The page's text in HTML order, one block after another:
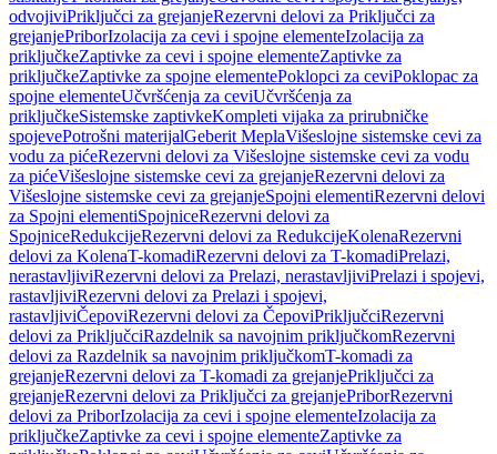
odvojiviPriključci za grejanjeRezervni delovi za Priključci za
grejanjePriborIzolacija za cevi i spojne elementeIzolacija za
priključkeZaptivke za cevi i spojne elementeZaptivke za
priključkeZaptivke za spojne elementePoklopci za ceviPoklopac za
spojne elementeUčvršćenja za ceviUčvršćenja za
priključkeSistemske zaptivkeKompleti vijaka za prirubničke
spojevePotrošni materijalGeberit MeplaVišeslojne sistemske cevi za
vodu za pićeRezervni delovi za Višeslojne sistemske cevi za vodu
za pićeVišeslojne sistemske cevi za grejanjeRezervni delovi za
Višeslojne sistemske cevi za grejanjeSpojni elementiRezervni delovi
za Spojni elementiSpojniceRezervni delovi za
SpojniceRedukcijeRezervni delovi za RedukcijeKolenaRezervni
delovi za KolenaT-komadiRezervni delovi za T-komadiPrelazi,
nerastavljiviRezervni delovi za Prelazi, nerastavljiviPrelazi i spojevi,
rastavljiviRezervni delovi za Prelazi i spojevi,
rastavljiviČepoviRezervni delovi za ČepoviPriključciRezervni
delovi za PriključciRazdelnik sa navojnim priključkomRezervni
delovi za Razdelnik sa navojnim priključkomT-komadi za
grejanjeRezervni delovi za T-komadi za grejanjePriključci za
grejanjeRezervni delovi za Priključci za grejanjePriborRezervni
delovi za PriborIzolacija za cevi i spojne elementeIzolacija za
priključkeZaptivke za cevi i spojne elementeZaptivke za